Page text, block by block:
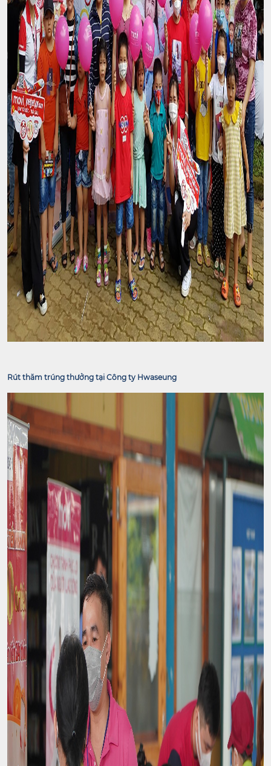
Rút thăm trúng thưởng tại Công ty Hwaseung